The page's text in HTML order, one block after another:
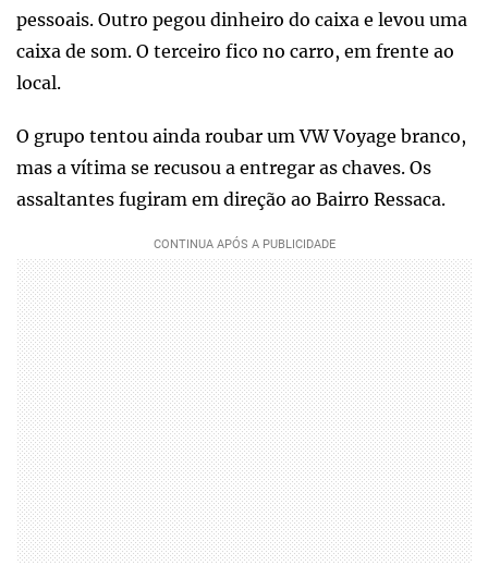
pessoais. Outro pegou dinheiro do caixa e levou uma
caixa de som. O terceiro fico no carro, em frente ao
local.
O grupo tentou ainda roubar um VW Voyage branco,
mas a vítima se recusou a entregar as chaves. Os
assaltantes fugiram em direção ao Bairro Ressaca.